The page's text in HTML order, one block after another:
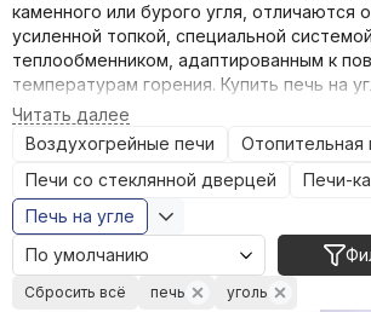
Дымоходы и комплектующие к ним
Водяные тепловентиляторы и
Оборудование для бань и саун
Комплектующие для систем отопления
Экспанзоматы
Емкости буферные
Теплоноситель для систем отопления
Теплый пол
Завесы тепловые
Конвекторы водяные
Конвекторы электрические
каменного или бурого угля, отличаются
усиленной топкой, специальной
теплообменником, адаптированным к
температурам горения. Купить печь на
цене вы можете в нашем интернет-
представляем продукцию напрямую от
производителя TMF.
Конструктивные особенности
отопительных угольных
Основные отличия оборудования от
Воздухогрейные печи
Отопительная
Печи со стеклянной дверцей
Печи-
Печь на угле
Сбросить всё печь уголь